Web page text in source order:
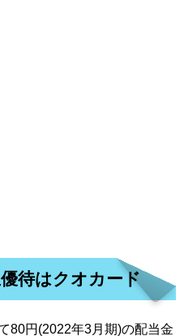
待はクオカード
80円(2022年3月期)の配当金